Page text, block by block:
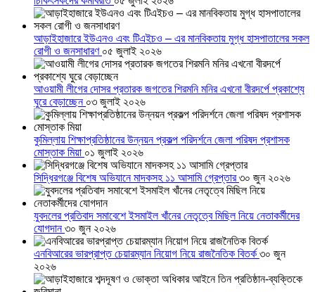
আড়াইহাজারে ইউএনও এবং টিএইচও – এর মানবিকতায় মুগ্ধ হাসপাতালের সকল
রোগী ও জনসাধারণ ০৫ জুলাই ২০২৬
আওয়ামী লীগের দোসর প্রতারক জগতের শিরমনি মনির এখনো বীরদর্পে প্রকাশ্যে
ঘুরে বেড়াচ্ছেন ০৩ জুলাই ২০২৬
কুমিল্লায় শিক্ষাপ্রতিষ্ঠানের উন্নয়ন প্রকল্প পরিদর্শনে জেলা পরিষদ প্রশাসক
মোস্তাক মিয়া ০১ জুলাই ২০২৬
সিদ্ধিরগঞ্জে বিশেষ অভিযানে মাদকসহ ১১ আসামি গ্রেপ্তার৩০ জুন ২০২৬
যুবদলের প্রতিবাদ সমাবেশে ইসমাইল খাঁনের নেতৃত্বে মিছিল নিয়ে নেতাকর্মীদের
যোগদান৩০ জুন ২০২৬
এনবিআরের ভারপ্রাপ্ত চেয়ারম্যান নিয়োগ নিয়ে রাজনৈতিক বিতর্ক ৩০ জুন
২০২৬